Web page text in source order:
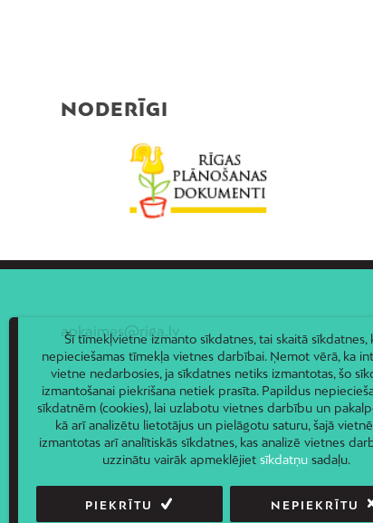
NODERĪGI
apkaimes@riga.lv
Šī tīmekļvietne izmanto sīkdatnes, tai skaitā sīkdatnes,
nepieciešamas tīmekļa vietnes darbībai. Ņemot vērā, ka
vietne nedarbosies, ja sīkdatnes netiks izmantotas, šo
izmantošanai piekrišana netiek prasīta. Papildus
sīkdatnēm (cookies), lai uzlabotu vietnes darbību un
kā arī analizētu lietotājus un pielāgotu saturu, šajā
izmantotas arī analītiskās sīkdatnes, kas analizē vietnes
uzzinātu vairāk apmeklējietsīkdatņu sadaļu.
PIEKRĪTU NEPIEKRĪTU